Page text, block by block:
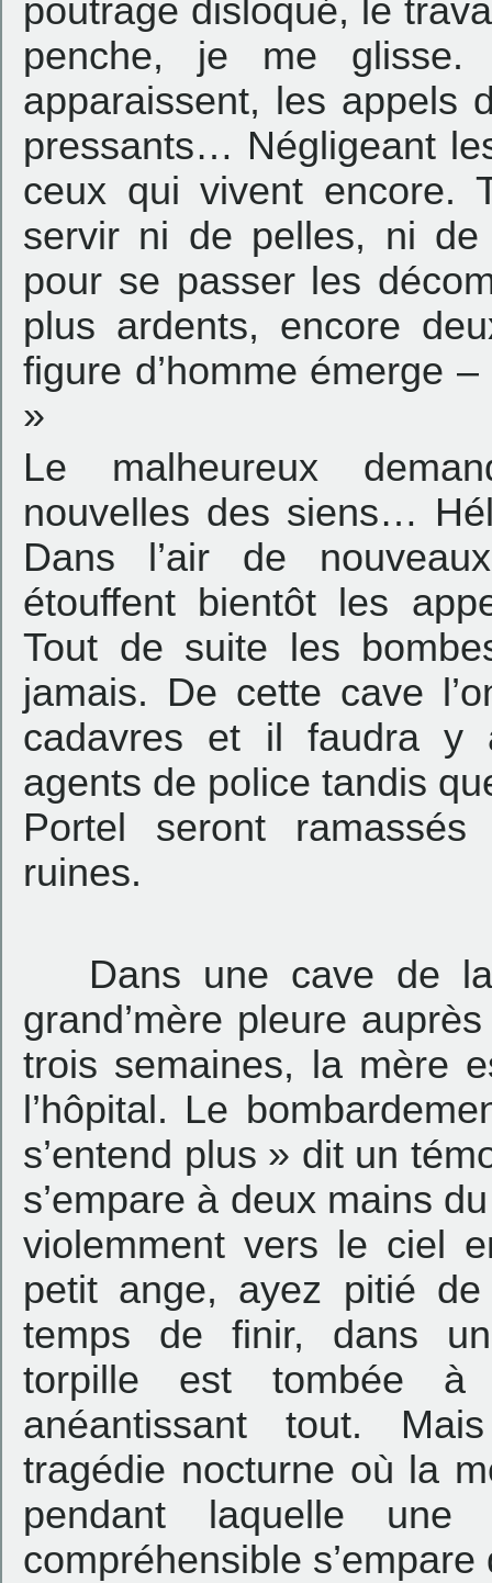
poutrage disloqué, le
penche, je me glisse.
apparaissent, les appels
pressants… Négligeant
ceux qui vivent encore.
servir ni de pelles, ni
pour se passer les
plus ardents, encore
figure d’homme émerge
»
Le malheureux
nouvelles des siens…
Dans l’air de
étouffent bientôt les
Tout de suite les
jamais. De cette cave
cadavres et il faudra y
agents de police tandis
Portel seront
ruines.
Dans une cave de la
grand’mère pleure
trois semaines, la mère
l’hôpital. Le
s’entend plus » dit un
s’empare à deux mains
violemment vers le ciel
petit ange, ayez pitié
temps de finir, dans
torpille est tombée
anéantissant tout.
tragédie nocturne où la
pendant laquelle une
compréhensible